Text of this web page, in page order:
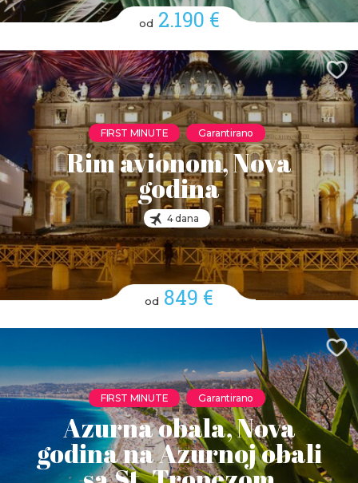
od 2.190 €
FIRST MINUTE Garantirano
Rim avionom, Nova
godina
4 dana
od 849 €
FIRST MINUTE Garantirano
Azurna obala, Nova
godina na Azurnoj obali